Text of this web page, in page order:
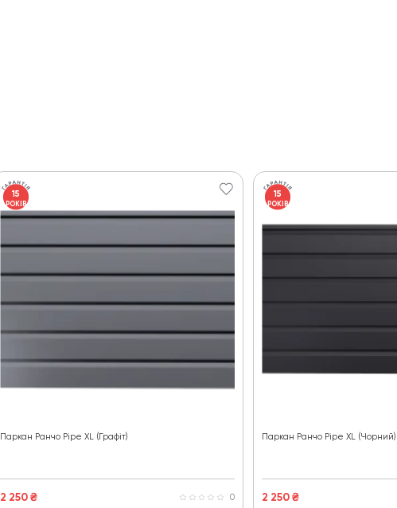
15
РОКІВ
Паркан Ранчо Pipe XL (Графіт)
2 250₴ 0
15
РОКІВ
Паркан Ранчо Pipe XL (Чорний)
2 250₴